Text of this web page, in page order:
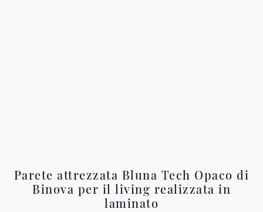
Parete attrezzata Bluna Tech Opaco di
Binova per il living realizzata in
laminato